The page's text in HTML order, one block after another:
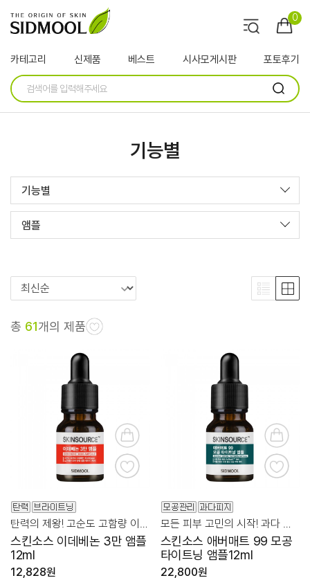
0
카테고리 신제품 베스트 시사모게시판 포토후기
기능별
기능별
앰플
총 61개의 제품
스킨소스 이데베논 3만 앰플
12ml
12,828원
스킨소스 애버매트 99 모공
타이트닝 앰플12ml
22,800원